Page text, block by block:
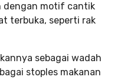
dengan motif cantik
terbuka, seperti rak
sebagai wadah
stoples makanan